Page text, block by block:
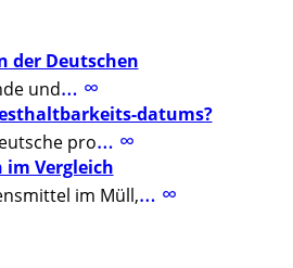
der Deutschen
und… ∞
datums?
pro… ∞
Vergleich
im Müll,… ∞